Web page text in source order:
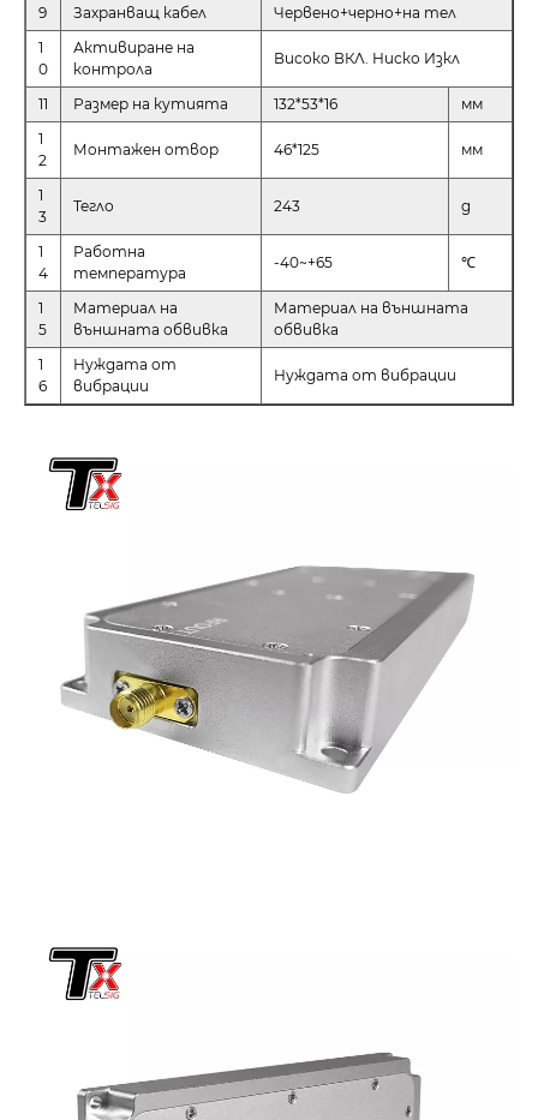
9 Захранващ кабел
Червено+черно+на тел
1
0
Активиране на
контрола
Високо ВКЛ. Ниско Изкл
11 Размер на кутията 132*53*16
мм
1
2
Монтажен отвор 46*125 мм
1
3
Тегло 243 g
1
4
Работна
температура
-40~+65 ℃
1
5
Материал на
външната обвивка
Материал на външната
обвивка
1
6
Нуждата от
вибрации
Нуждата от вибрации